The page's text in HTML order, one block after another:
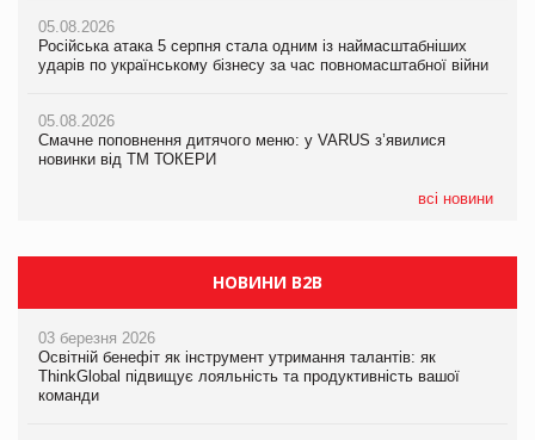
05.08.2026
Російська атака 5 серпня стала одним із наймасштабніших
ударів по українському бізнесу за час повномасштабної війни
05.08.2026
Смачне поповнення дитячого меню: у VARUS з’явилися
новинки від ТМ ТОКЕРИ
всі новини
05.08.2026
Сергій Лісунов про заморожені хлібобулочні вироби на
PrivateLabel&FMCG Master 2026
04.08.2026
Через атаку РФ у Дніпрі пошкоджено склад шоколаду
Millennium
продуктів
НОВИНИ B2B
03 березня 2026
Освітній бенефіт як інструмент утримання талантів: як
ThinkGlobal підвищує лояльність та продуктивність вашої
команди